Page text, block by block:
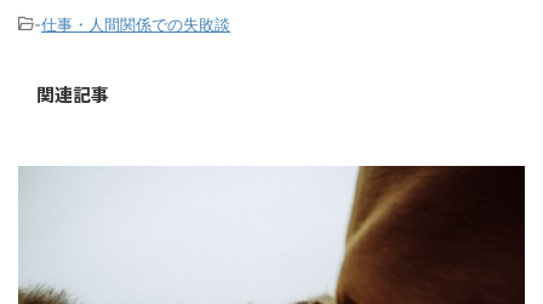
-仕事・人間関係での失敗談
関連記事